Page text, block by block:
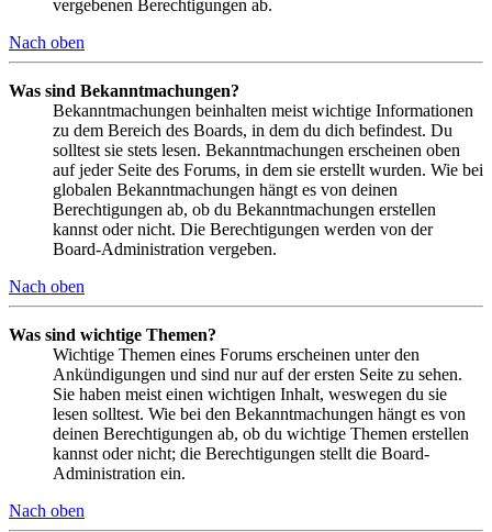
vergebenen Berechtigungen ab.
Nach oben
Was sind Bekanntmachungen?
Bekanntmachungen beinhalten meist wichtige Informationen
zu dem Bereich des Boards, in dem du dich befindest. Du
solltest sie stets lesen. Bekanntmachungen erscheinen oben
auf jeder Seite des Forums, in dem sie erstellt wurden. Wie bei
globalen Bekanntmachungen hängt es von deinen
Berechtigungen ab, ob du Bekanntmachungen erstellen
kannst oder nicht. Die Berechtigungen werden von der
Board-Administration vergeben.
Nach oben
Was sind wichtige Themen?
Wichtige Themen eines Forums erscheinen unter den
Ankündigungen und sind nur auf der ersten Seite zu sehen.
Sie haben meist einen wichtigen Inhalt, weswegen du sie
lesen solltest. Wie bei den Bekanntmachungen hängt es von
deinen Berechtigungen ab, ob du wichtige Themen erstellen
kannst oder nicht; die Berechtigungen stellt die Board-
Administration ein.
Nach oben